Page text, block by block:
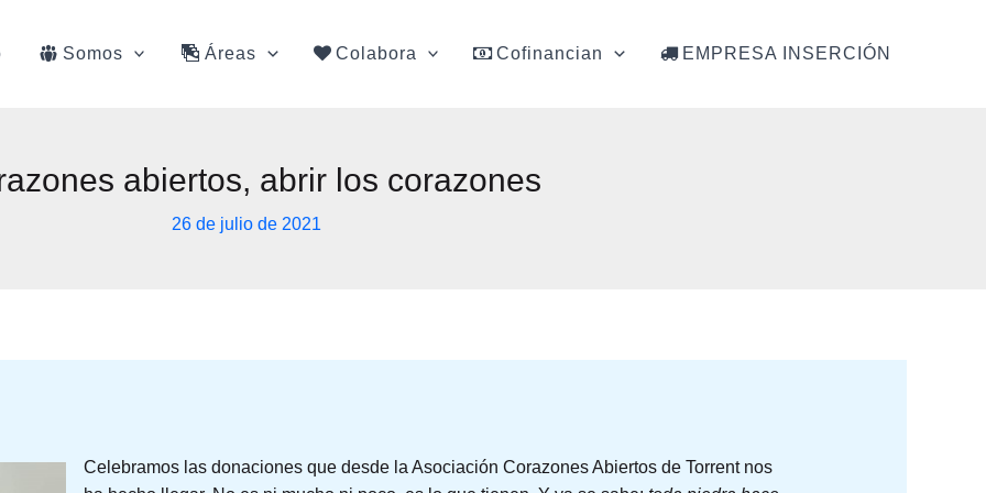
Somos Áreas Colabora Cofinancian EMPRESA INSERCIÓN
abiertos, abrir los corazones
26 de julio de 2021
Celebramos las donaciones que desde la Asociación Corazones Abiertos de Torrent nos